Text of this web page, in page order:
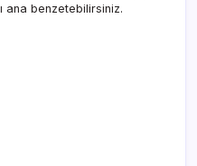
ana benzetebilirsiniz.